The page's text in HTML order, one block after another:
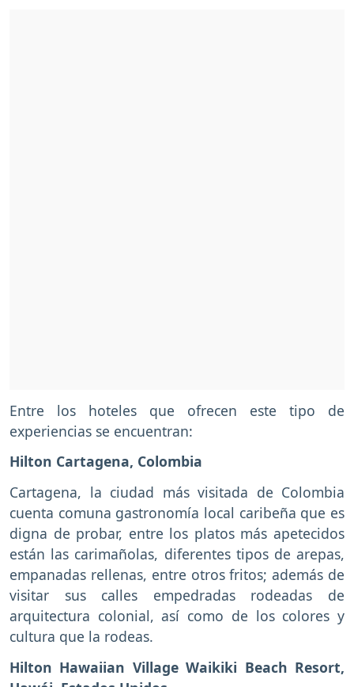
Entre los hoteles que ofrecen este tipo de
experiencias se encuentran:
Hilton Cartagena, Colombia
Cartagena, la ciudad más visitada de Colombia
cuenta comuna gastronomía local caribeña que es
digna de probar, entre los platos más apetecidos
están las carimañolas, diferentes tipos de arepas,
empanadas rellenas, entre otros fritos; además de
visitar sus calles empedradas rodeadas de
arquitectura colonial, así como de los colores y
cultura que la rodeas.
Hilton Hawaiian Village Waikiki Beach Resort,